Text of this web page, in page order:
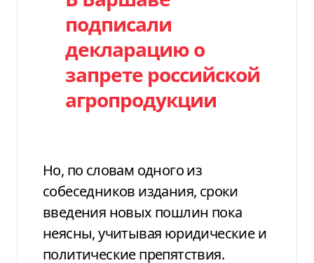
подписали
декларацию о
запрете российской
агропродукции
Но, по словам одного из
собеседников издания, сроки
введения новых пошлин пока
неясны, учитывая юридические и
политические препятствия.